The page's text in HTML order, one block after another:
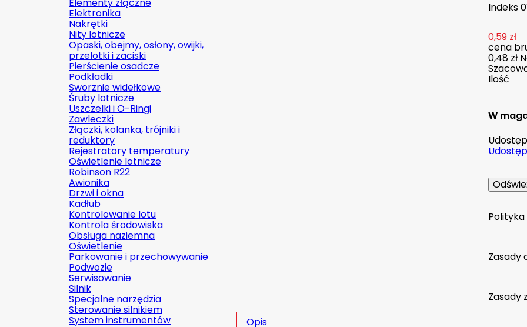
Elektronika
Nakrętki
Nity lotnicze
Opaski, obejmy, osłony, owijki,
przelotki i zaciski
Pierścienie osadcze
Podkładki
Sworznie widełkowe
Śruby lotnicze
Uszczelki i O-Ringi
Zawleczki
Złączki, kolanka, trójniki i
reduktory
Rejestratory temperatury
Oświetlenie lotnicze
Robinson R22
Awionika
Drzwi i okna
Kadłub
Kontrolowanie lotu
Kontrola środowiska
Obsługa naziemna
Oświetlenie
Parkowanie i przechowywanie
Podwozie
Serwisowanie
Silnik
Specjalne narzędzia
Sterowanie silnikiem
System instrumentów
Indeks
0,59 zł
cena
0,48 zł
Ilość
W
Zasady
Zasady
Opis